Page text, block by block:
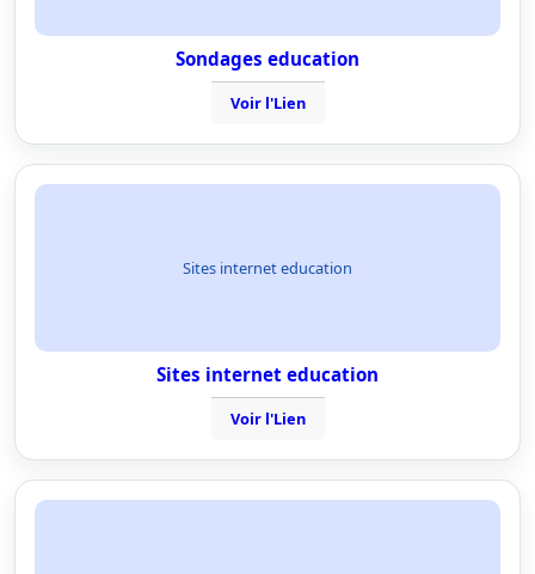
Sondages education
Voir l'Lien
Sites internet education
Sites internet education
Voir l'Lien